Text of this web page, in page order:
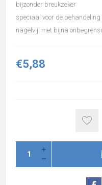
bijzonder breukzeker
speciaal voor de
nagelvijl met bijna
€5,88